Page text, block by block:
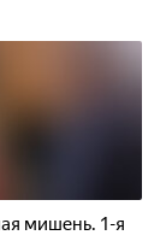
мишень. 1-я